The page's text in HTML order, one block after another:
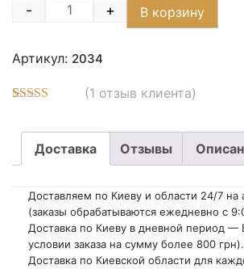
Quantity
- + В корзину
Артикул: 2034
основе
опроса
пользователей
(1 отзыв клиента)
Доставка Отзывы
Доставляем по Киеву и области 24/7 на
(заказы обрабатываются ежедневно с
Доставка по Киеву в дневной период
условии заказа на сумму более 800 грн).
Доставка по Киевской области для